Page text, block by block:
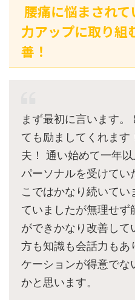
腰痛に悩まされ
力アップに取り組
善！
まず最初に言います
ても励ましてくれます
夫！ 通い始めて一年
パーソナルを受けてい
こではかなり続いて
ていましたが無理せ
ができかなり改善し
方も知識も会話力もあ
ケーションが得意でな
かと思います。